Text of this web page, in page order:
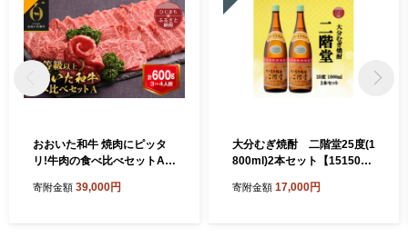
おおいた和牛 焼肉にピッタ
リ!牛肉の食べ比べセットA
0g)3～4人前_お肉 黒毛和牛
寄附金額 39,000円
大分むぎ焼酎 二階堂25度(1
800ml)2本セット【151504
寄附金額 17,000円